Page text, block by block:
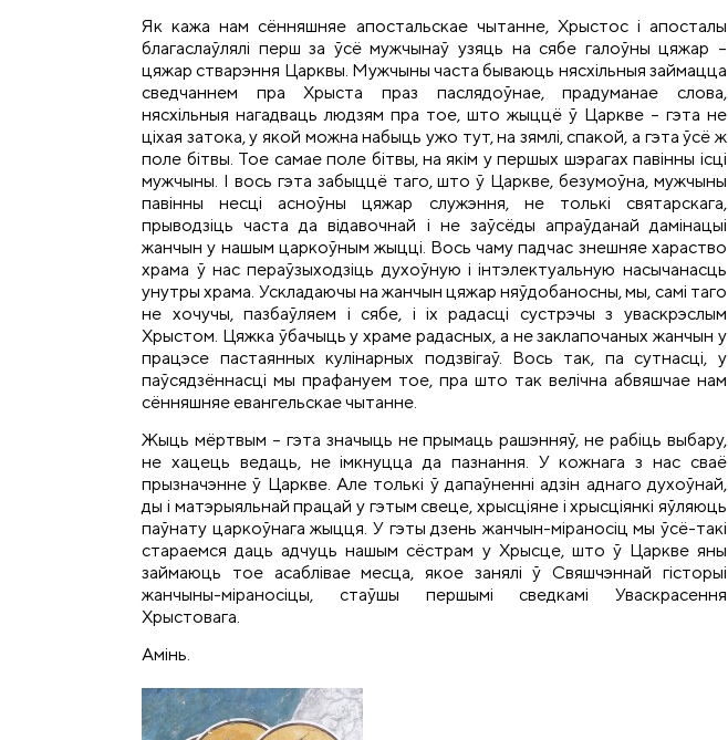
Як кажа нам сённяшняе апостальскае чытанне, Хрыстос і апосталы
благаслаўлялі перш за ўсё мужчынаў узяць на сябе галоўны цяжар –
цяжар стварэння Царквы. Мужчыны часта бываюць нясхільныя займацца
сведчаннем пра Хрыста праз паслядоўнае, прадуманае слова,
нясхільныя нагадваць людзям пра тое, што жыццё ў Царкве – гэта не
ціхая затока, у якой можна набыць ужо тут, на зямлі, спакой, а гэта ўсё ж
поле бітвы. Тое самае поле бітвы, на якім у першых шэрагах павінны ісці
мужчыны. І вось гэта забыццё таго, што ў Царкве, безумоўна, мужчыны
павінны несці асноўны цяжар служэння, не толькі святарскага,
прыводзіць часта да відавочнай і не заўсёды апраўданай дамінацыі
жанчын у нашым царкоўным жыцці. Вось чаму падчас знешняе хараство
храма ў нас пераўзыходзіць духоўную і інтэлектуальную насычанасць
унутры храма. Ускладаючы на жанчын цяжар няўдобаносны, мы, самі таго
не хочучы, пазбаўляем і сябе, і іх радасці сустрэчы з уваскрэслым
Хрыстом. Цяжка ўбачыць у храме радасных, а не заклапочаных жанчын у
працэсе пастаянных кулінарных подзвігаў. Вось так, па сутнасці, у
паўсядзённасці мы прафануем тое, пра што так велічна абвяшчае нам
сённяшняе евангельскае чытанне.
Жыць мёртвым – гэта значыць не прымаць рашэнняў, не рабіць выбару,
не хацець ведаць, не імкнуцца да пазнання. У кожнага з нас сваё
прызначэнне ў Царкве. Але толькі ў дапаўненні адзін аднаго духоўнай,
ды і матэрыяльнай працай у гэтым свеце, хрысціяне і хрысціянкі яўляюць
паўнату царкоўнага жыцця. У гэты дзень жанчын-міраносіц мы ўсё-такі
стараемся даць адчуць нашым сёстрам у Хрысце, што ў Царкве яны
займаюць тое асаблівае месца, якое занялі ў Свяшчэннай гісторыі
жанчыны-міраносіцы, стаўшы першымі сведкамі Уваскрасення
Хрыстовага.
Амінь.